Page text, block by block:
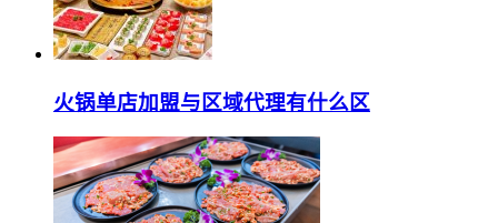
火锅单店加盟与区域代理有什么区